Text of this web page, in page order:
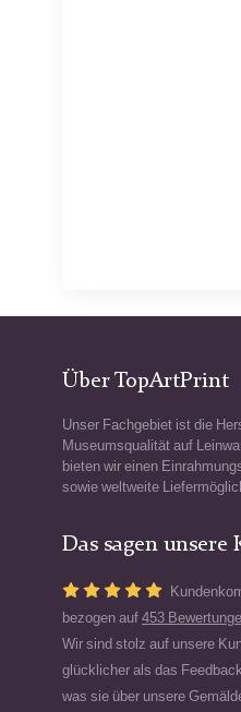
Über TopArtPrint
Unser Fachgebiet ist die
Museumsqualität auf
bieten wir einen
sowie weltweite
Das sagen unsere
bezogen auf 453
Wir sind stolz auf unsere
glücklicher als das
was sie über unsere